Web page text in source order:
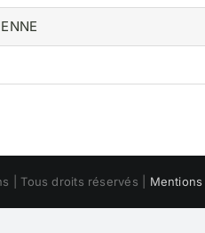
| Tous droits réservés |